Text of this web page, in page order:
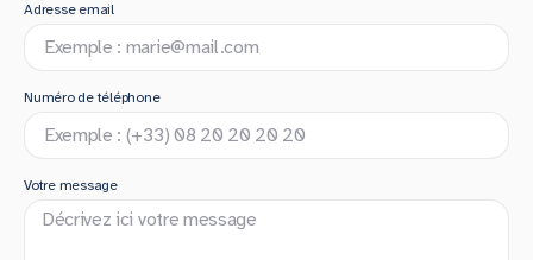
Adresse email
Numéro de téléphone
Votre message